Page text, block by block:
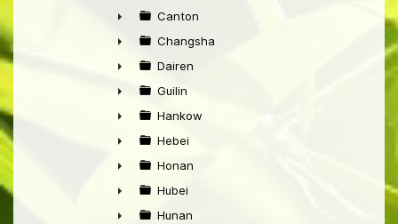
►
►
Canton
►
Changsha
►
Dairen
►
Guilin
►
Hankow
►
Hebei
►
Honan
►
Hubei
Hunan